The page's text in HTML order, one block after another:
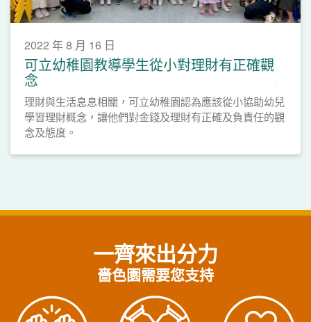
2022 年 8 月 16 日
可立幼稚園教導學生從小對理財有正確觀
念
理財與生活息息相關，可立幼稚園認為應該從小協助幼兒
學習理財概念，讓他們對金錢及理財有正確及負責任的觀
念及態度。
一齊來出分力
嗇色園需要您支持